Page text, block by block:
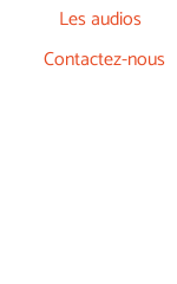
Les audios
Contactez-nous